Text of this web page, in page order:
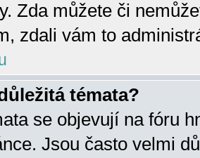
Zda můžete či
zdali vám to
témata?
se objevují na fóru
Jsou často velmi